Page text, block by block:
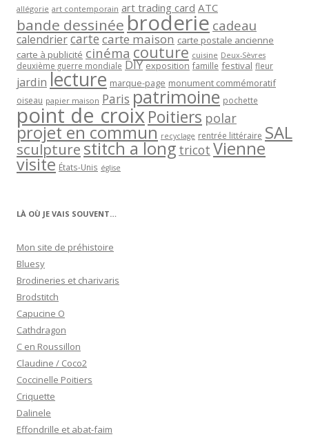
allégorie art contemporain art trading card ATC
bande dessinée broderie cadeau
calendriercartecarte maison carte postale ancienne
carte à publicité cinéma couture cuisine Deux-Sèvres
deuxième guerre mondiale DIY exposition famille festival fleur
jardin lecture marque-page monument commémoratif
oiseau papier maison Paris patrimoine pochette
point de croixPoitiers polar
projet en commun recyclage rentrée littéraire SAL
sculpturestitch a long tricot Vienne
visite États-Unis église
LÀ OÙ JE VAIS SOUVENT…
Mon site de préhistoire
Bluesy
Brodineries et charivaris
Brodstitch
Capucine O
Cathdragon
C en Roussillon
Claudine / Coco2
Coccinelle Poitiers
Criquette
Dalinele
Effondrille et abat-faim